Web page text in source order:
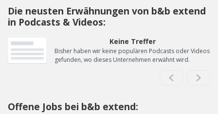
Die neusten Erwähnungen von b&b extend
in Podcasts & Videos:
Keine Treffer
Bisher haben wir keine populären Podcasts oder Videos
gefunden, wo dieses Unternehmen erwähnt wird.
Offene Jobs bei b&b extend: